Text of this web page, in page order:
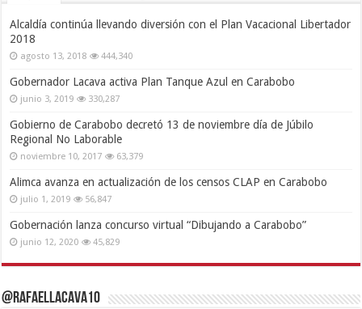
Alcaldía continúa llevando diversión con el Plan Vacacional Libertador
2018
agosto 13, 2018 444,340
Gobernador Lacava activa Plan Tanque Azul en Carabobo
junio 3, 2019 330,287
Gobierno de Carabobo decretó 13 de noviembre día de Júbilo
Regional No Laborable
noviembre 10, 2017 63,379
Alimca avanza en actualización de los censos CLAP en Carabobo
julio 1, 2019 56,847
Gobernación lanza concurso virtual “Dibujando a Carabobo”
junio 12, 2020 45,829
@RafaelLacava10